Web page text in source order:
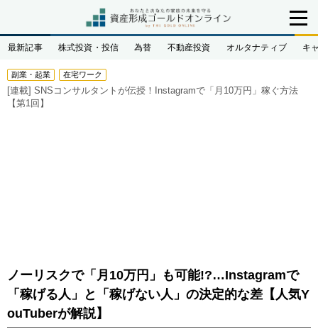
最新記事 株式投資・投信 為替 不動産投資 オルタナティブ キ
副業・起業 在宅ワーク
[連載] SNSコンサルタントが伝授！Instagramで「月10万円」稼ぐ方法
【第1回】
ノーリスクで「月10万円」も可能!?…Instagramで
「稼げる人」と「稼げない人」の決定的な差【人気Y
ouTuberが解説】